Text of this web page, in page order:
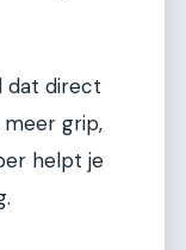
dat direct
meer grip,
helpt je